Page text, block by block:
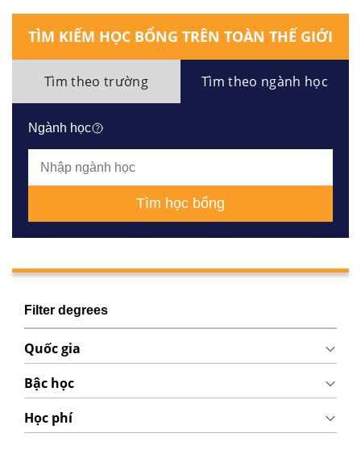
TÌM KIẾM HỌC BỔNG TRÊN TOÀN THẾ GIỚI
Tìm theo trường Tìm theo ngành học
Ngành học
Tìm học bổng
Filter degrees
Quốc gia
Bậc học
Học phí